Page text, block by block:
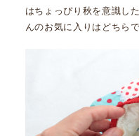
はちょっぴり秋を意識し
んのお気に入りはどちら